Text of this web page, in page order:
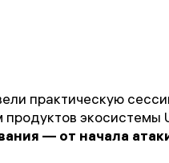
практическую
— от начала